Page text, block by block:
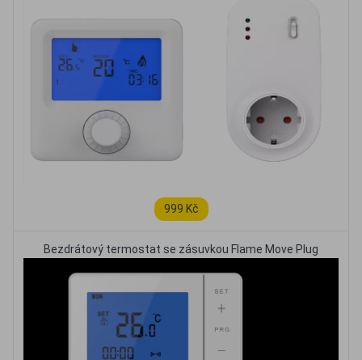
999 Kč
Bezdrátový termostat se zásuvkou Flame Move Plug